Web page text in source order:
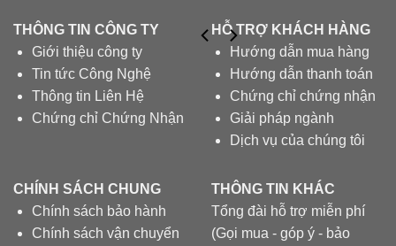
THÔNG TIN CÔNG TY
Giới thiệu công ty
Tin tức Công Nghệ
Thông tin Liên Hệ
Chứng chỉ Chứng Nhận
HỖ TRỢ KHÁCH HÀNG
Hướng dẫn mua hàng
Hướng dẫn thanh toán
Chứng chỉ chứng nhận
Giải pháp ngành
Dịch vụ của chúng tôi
CHÍNH SÁCH CHUNG
Chính sách bảo hành
Chính sách vận chuyển
THÔNG TIN KHÁC
Tổng đài hỗ trợ miễn phí
(Gọi mua - góp ý - bảo